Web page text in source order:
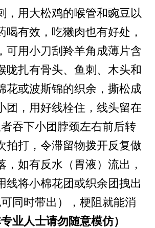
，用大松鸡的喉管和豌豆以
喝有效，吃獭肉也有好处，
可用小刀刮羚羊角成薄片含
咙扎有骨头、鱼刺、木头和
花或波斯锦的织余，撕松成
团，用好线栓住，线头留在
吞下小团脖颈左右前后转
拍打，令滞留物拨开反复做
，如有反水（胃液）流出，
线将小棉花团或织余团拽出
可同时带出），梗阻就能消
专业人士请勿随意模仿）